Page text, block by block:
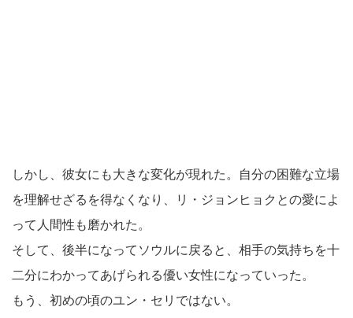
しかし、彼女にも大きな変化が現れた。自分の困難な立場
を理解せざるを得なくなり、リ・ジョンヒョクとの愛によ
って人間性も磨かれた。
そして、後半になってソウルに戻ると、相手の気持ちを十
二分にわかってあげられる優い女性になっていった。
もう、初めの頃のユン・セリではない。